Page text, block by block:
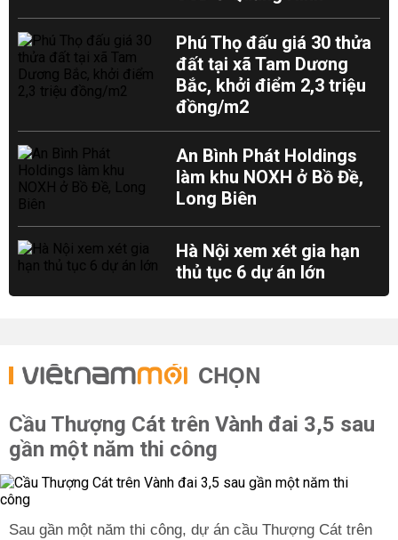
Phú Thọ đấu giá 30 thửa
đất tại xã Tam Dương
Bắc, khởi điểm 2,3 triệu
đồng/m2
An Bình Phát Holdings
làm khu NOXH ở Bồ Đề,
Long Biên
Hà Nội xem xét gia hạn
thủ tục 6 dự án lớn
CHỌN
Cầu Thượng Cát trên Vành đai 3,5 sau
gần một năm thi công
Sau gần một năm thi công, dự án cầu Thượng Cát trên